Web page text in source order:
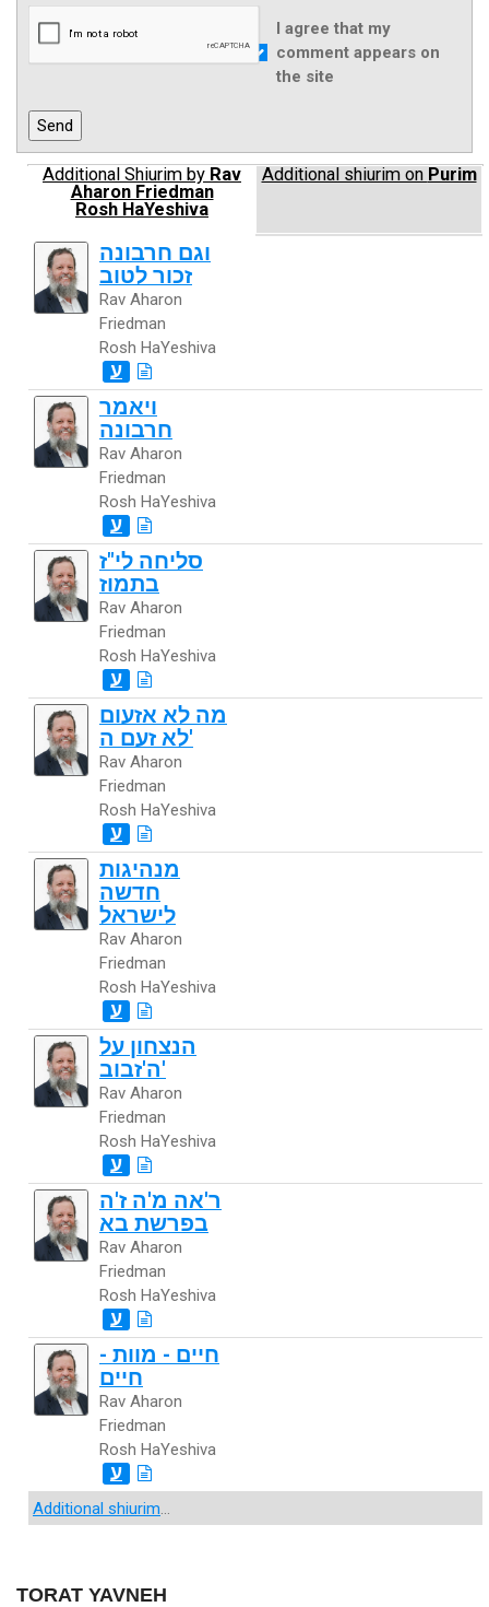
TORAT YAVNEH
I agree that my
comment appears on
the site
Additional Shiurim by Rav
Aharon Friedman
Rosh HaYeshiva
Additional shiurim on Purim
וגם חרבונה
זכור לטוב
Rav Aharon
Friedman
Rosh HaYeshiva
ע
ויאמר
חרבונה
Rav Aharon
Friedman
Rosh HaYeshiva
ע
סליחה לי"ז
בתמוז
Rav Aharon
Friedman
Rosh HaYeshiva
ע
מה לא אזעום
לא זעם ה'
Rav Aharon
Friedman
Rosh HaYeshiva
ע
מנהיגות
חדשה
לישראל
Rav Aharon
Friedman
Rosh HaYeshiva
ע
הנצחון על
ה'זבוב'
Rav Aharon
Friedman
Rosh HaYeshiva
ע
ר'אה מ'ה ז'ה
בפרשת בא
Rav Aharon
Friedman
Rosh HaYeshiva
ע
חיים - מוות -
חיים
Rav Aharon
Friedman
Rosh HaYeshiva
ע
Additional shiurim...